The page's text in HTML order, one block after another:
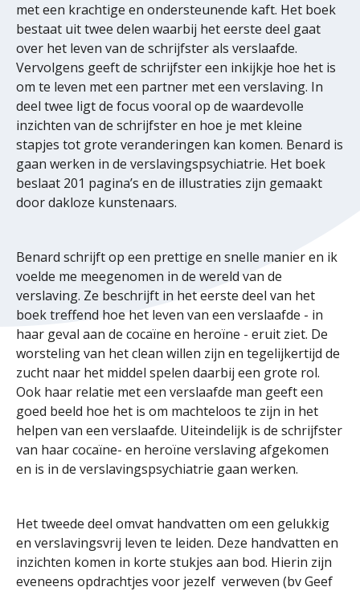
met een krachtige en ondersteunende kaft. Het boek
bestaat uit twee delen waarbij het eerste deel gaat
over het leven van de schrijfster als verslaafde.
Vervolgens geeft de schrijfster een inkijkje hoe het is
om te leven met een partner met een verslaving. In
deel twee ligt de focus vooral op de waardevolle
inzichten van de schrijfster en hoe je met kleine
stapjes tot grote veranderingen kan komen. Benard is
gaan werken in de verslavingspsychiatrie. Het boek
beslaat 201 pagina’s en de illustraties zijn gemaakt
door dakloze kunstenaars.
Benard schrijft op een prettige en snelle manier en ik
voelde me meegenomen in de wereld van de
verslaving. Ze beschrijft in het eerste deel van het
boek treffend hoe het leven van een verslaafde - in
haar geval aan de cocaïne en heroïne - eruit ziet. De
worsteling van het clean willen zijn en tegelijkertijd de
zucht naar het middel spelen daarbij een grote rol.
Ook haar relatie met een verslaafde man geeft een
goed beeld hoe het is om machteloos te zijn in het
helpen van een verslaafde. Uiteindelijk is de schrijfster
van haar cocaïne- en heroïne verslaving afgekomen
en is in de verslavingspsychiatrie gaan werken.
Het tweede deel omvat handvatten om een gelukkig
en verslavingsvrij leven te leiden. Deze handvatten en
inzichten komen in korte stukjes aan bod. Hierin zijn
eveneens opdrachtjes voor jezelf verweven (bv Geef